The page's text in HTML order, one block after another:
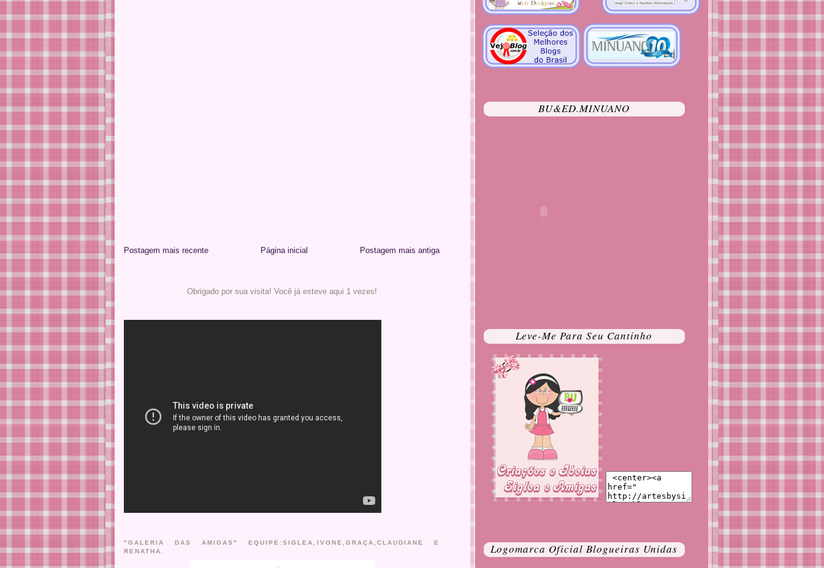
Postagem mais recente Postagem mais antiga
Página inicial
Obrigado por sua visita! Você já esteve aqui 1 vezes!
"GALERIA DAS AMIGAS" EQUIPE:SIGLEA,IVONE,GRAÇA,CLAUDIANE E
RENATHA.
BU&ED.MINUANO
Leve-Me Para Seu Cantinho
Logomarca Oficial Blogueiras Unidas